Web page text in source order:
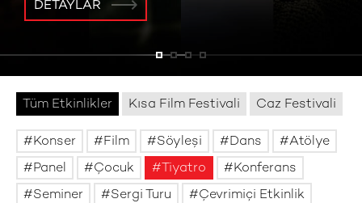
DETAYLAR
Tüm Etkinlikler Kısa Film Festivali Caz Festivali
Konser Film Söyleşi Dans
Atölye
Panel
Çocuk Tiyatro
Konferans
Seminer
Sergi Turu Çevrimiçi Etkinlik